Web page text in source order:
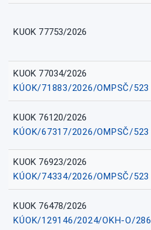
KUOK 77753/2026
KUOK 77034/2026
KÚOK/71883/2026/OMPSČ/523
KUOK 76120/2026
KÚOK/67317/2026/OMPSČ/523
KUOK 76923/2026
KÚOK/74334/2026/OMPSČ/523
KUOK 76478/2026
KÚOK/129146/2024/OKH-O/286